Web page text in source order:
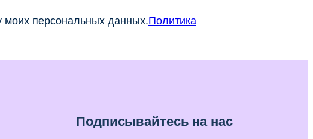
моих персональных данных.Политика
Подписывайтесь на нас